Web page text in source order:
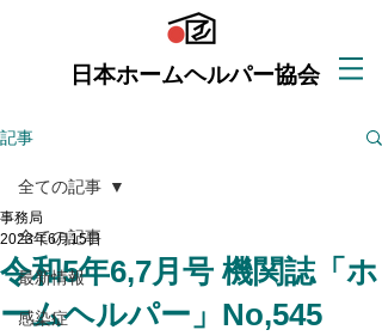
日本ホームヘルパー協会
記事
全ての記事
最新情報
感染症
全ての記事
令和5年6,7月号 機関誌「ホ
ームヘルパー」No,545
事務局
2023年6月15日